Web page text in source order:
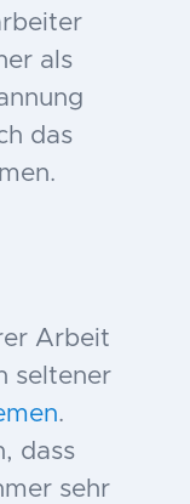
als
das
Arbeit
seltener
.
dass
sehr